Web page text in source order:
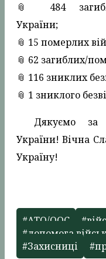
📎 484
України;
📎 15 померлих
📎 62 загиблих/
📎 116 зниклих
📎 1 зниклого
Дякуємо за
України! Вічна
Україну!
#АТО/ООС
#допомога
#Захисниці